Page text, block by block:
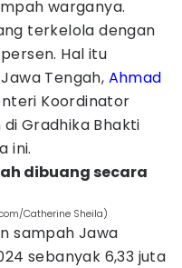
warganya.
terkelola dengan
Hal itu
Tengah, Ahmad
Koordinator
di Gradhika Bhakti
ini.
dibuang secara
Catherine Sheila)
sampah Jawa
sebanyak 6,33 juta